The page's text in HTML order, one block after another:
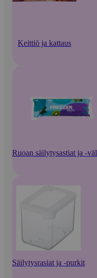
Keittiö ja kattaus
Ruoan säilytysastiat ja -
Säilytysrasiat ja -purkit